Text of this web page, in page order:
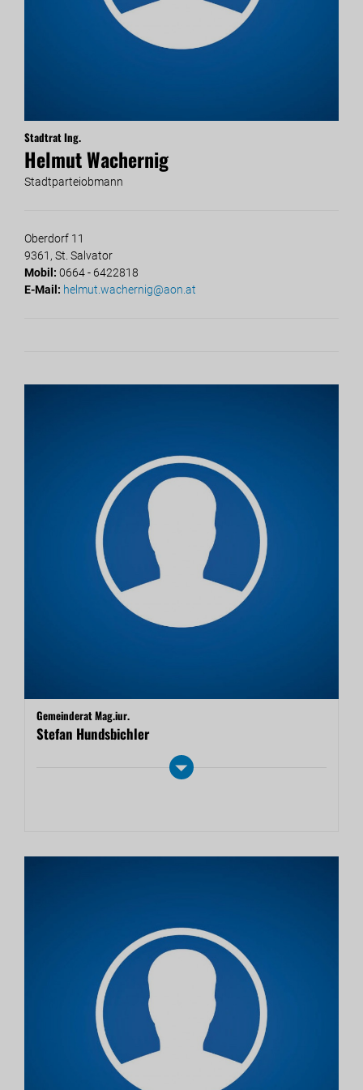
Stadtrat Ing.
Helmut Wachernig
Stadtparteiobmann
Oberdorf 11
9361, St. Salvator
Mobil: 0664 - 6422818
E-Mail: helmut.wachernig@aon.at
Gemeinderat Mag.iur.
Stefan Hundsbichler